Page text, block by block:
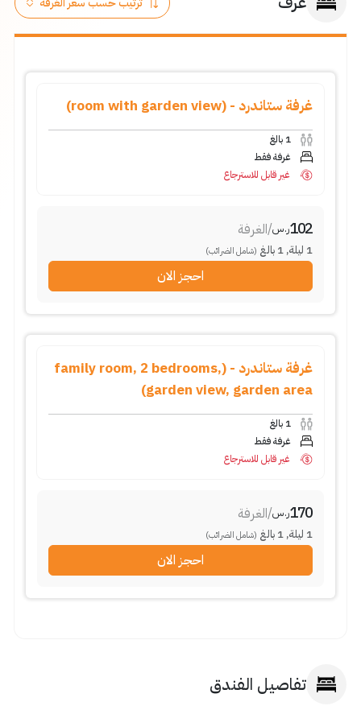
غرفة ستاندرد - (room with garden view)
1 بالغ
غرفة فقط
غير قابل للاسترجاع
102ر.س/الغرفة
1 ليلة,
1 بالغ (شامل الضرائب)
احجز الان
غرفة ستاندرد - (family room, 2 bedrooms,
garden view, garden area)
1 بالغ
غرفة فقط
غير قابل للاسترجاع
170ر.س/الغرفة
1 ليلة,
1 بالغ (شامل الضرائب)
احجز الان
تفاصيل الفندق